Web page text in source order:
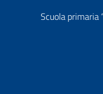
Scuola primaria